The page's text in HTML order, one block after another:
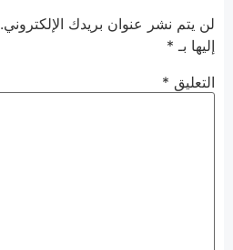
لن يتم نشر عنوان بريدك الإلكتروني.
إليها بـ *
التعليق *